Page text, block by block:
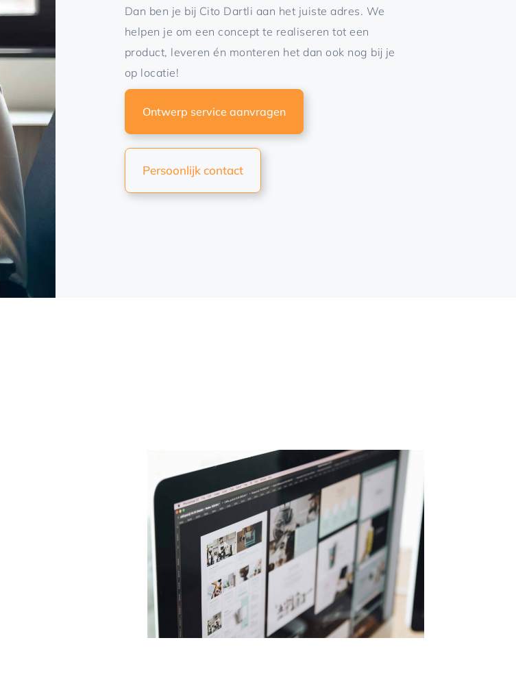
Dan ben je bij Cito Dartli aan het juiste adres. We
helpen je om een concept te realiseren tot een
product, leveren én monteren het dan ook nog bij je
op locatie!
Ontwerp service aanvragen
Persoonlijk contact